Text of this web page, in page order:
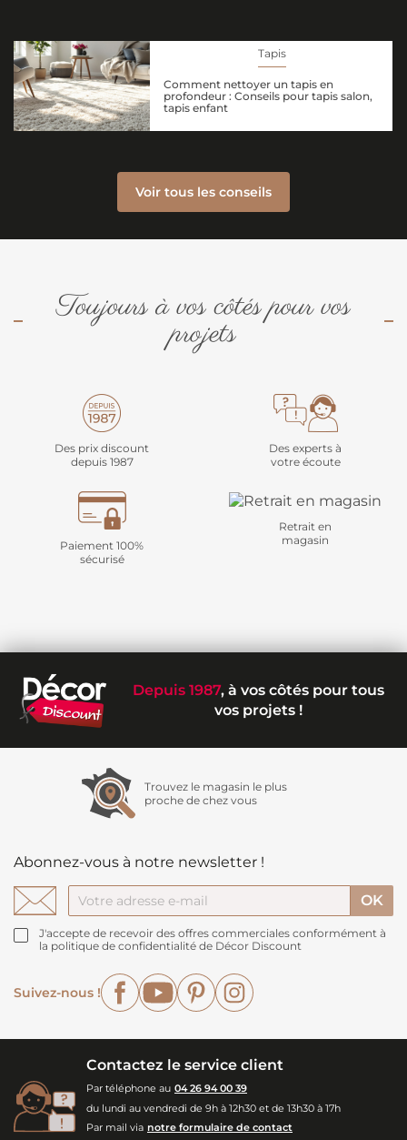
Tapis
Comment nettoyer un tapis en
profondeur : Conseils pour tapis salon,
tapis enfant
Voir tous les conseils
Toujours à vos côtés pour vos
projets
Des prix discount
depuis 1987
Des experts à
votre écoute
Paiement 100%
sécurisé
Retrait en
magasin
Depuis 1987, à vos côtés pour tous
vos projets !
Trouvez le magasin le plus
proche de chez vous
Abonnez-vous à notre newsletter !
J'accepte de recevoir des offres commerciales conformément à
la politique de confidentialité de Décor Discount
Suivez-nous !
FacebookYouTubePinterest
Contactez le service client
Par téléphone au 04 26 94 00 39
du lundi au vendredi de 9h à 12h30 et de 13h30 à 17h
Par mail via notre formulaire de contact